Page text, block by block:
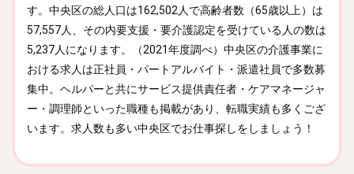
す。中央区の総人口は162,502人で高齢者数（65歳以上）は
57,557人、その内要支援・要介護認定を受けている人の数は
5,237人になります。（2021年度調べ）中央区の介護事業に
おける求人は正社員・パートアルバイト・派遣社員で多数募
集中。ヘルパーと共にサービス提供責任者・ケアマネージャ
ー・調理師といった職種も掲載があり、転職実績も多くござ
います。求人数も多い中央区でお仕事探しをしましょう！